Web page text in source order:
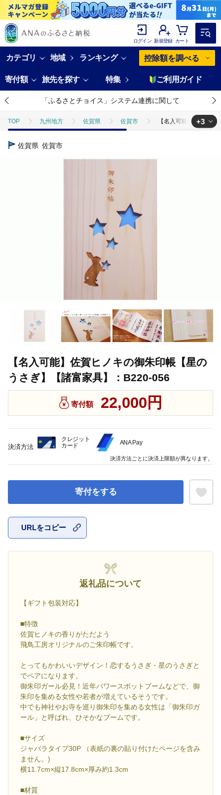
ログイン 新規登録 カート
カテゴリ 地域 ランキング 控除額を調べる
寄付額 旅先を探す 特集 ご利用ガイド
「ふるさとチョイス」システム連携に関して
TOP 九州地方 佐賀県 佐賀市 【名入可能】佐賀ヒ
TOP
日用品・雑貨 伝統工芸品 【名入可能】佐賀ヒノキの
ほかの雑貨・日用品
+3
佐賀県 佐賀市
【名入可能】佐賀ヒノキの御朱印帳【星の
うさぎ】【諸富家具】：B220-056
寄付額 22,000円
寄付をする
URLをコピー
返礼品について
【ギフト包装対応】
■特徴
佐賀ヒノキの香りがただよう
飛鳥工房オリジナルのご朱印帳です。
とってもかわいいデザイン！恋するうさぎ・星のうさぎと
でペアになります。
御朱印ガール必見！近年パワースポットブームなどで、御
朱印を集める女性や若者が増えているそうです。
中でも神社やお寺を巡り御朱印を集める女性は「御朱印ガ
ール」と呼ばれ、ひそかなブームです。
■サイズ
ジャバラタイプ30P （表紙の裏の貼り付けたページを含み
ません。)
横11.7cm×縦17.8cm×厚み約1.3cm
■材質
決済方法
クレジット
カード
ANA Pay
決済方法ごとに決済上限額が異なります。